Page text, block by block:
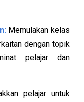
Memulakan kelas
dengan topik
pelajar dan
pelajar untuk